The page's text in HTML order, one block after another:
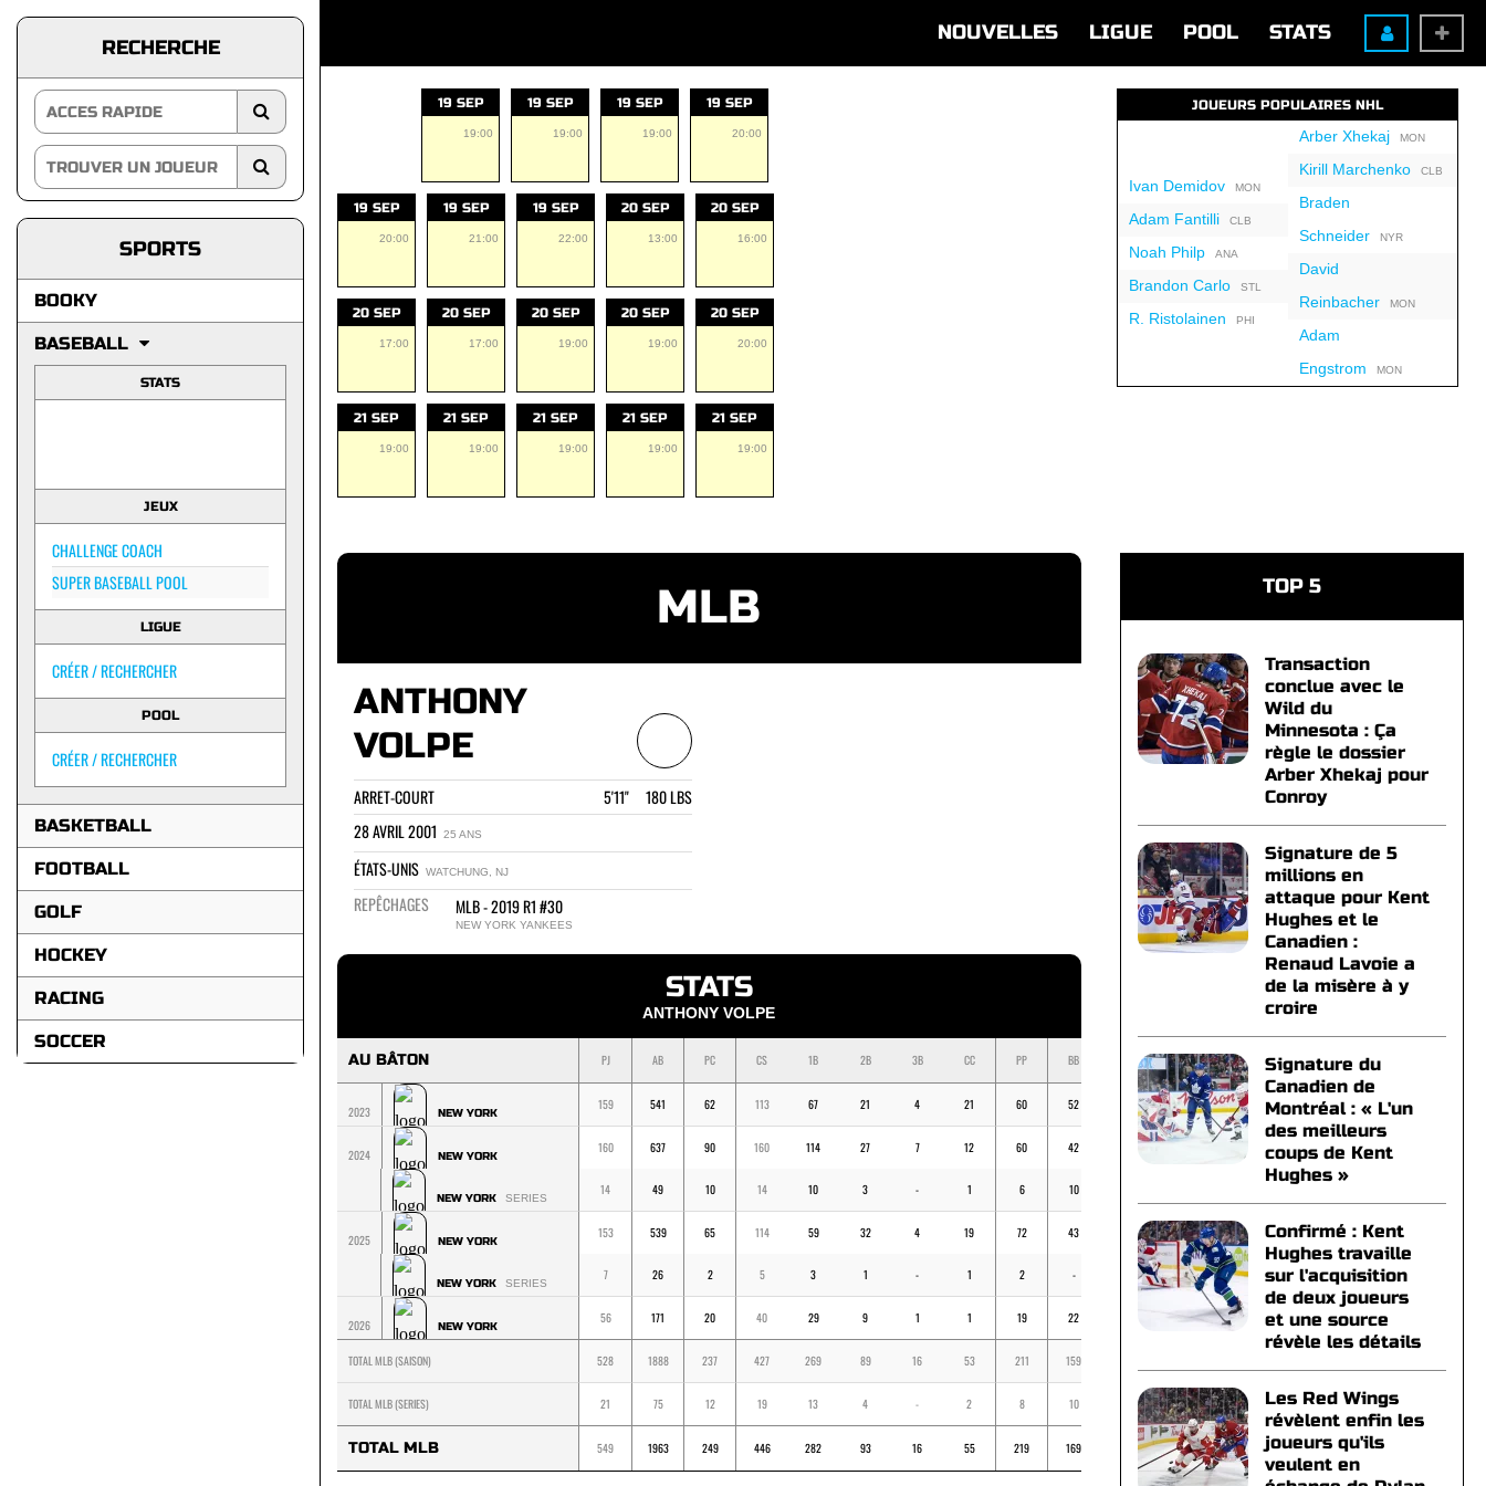
NOUVELLES LIGUE POOL STATS
RECHERCHE
SPORTS
BOOKY
BASEBALL
STATS
JEUX
CHALLENGE COACH
SUPER BASEBALL POOL
LIGUE
CRÉER / RECHERCHER
POOL
CRÉER / RECHERCHER
BASKETBALL
FOOTBALL
GOLF
HOCKEY
RACING
SOCCER
19 SEP
19:00
19 SEP
19:00
19 SEP
19:00
19 SEP
20:00
19 SEP
20:00
19 SEP
21:00
19 SEP
22:00
20 SEP
13:00
20 SEP
16:00
20 SEP
17:00
20 SEP
17:00
20 SEP
19:00
20 SEP
19:00
20 SEP
20:00
21 SEP
19:00
21 SEP
19:00
21 SEP
19:00
21 SEP
19:00
21 SEP
19:00
JOUEURS POPULAIRES NHL
Ivan DemidovMON
Adam FantilliCLB
Noah PhilpANA
Brandon CarloSTL
R. Ristolainen PHI
Arber XhekajMON
Kirill MarchenkoCLB
Braden
SchneiderNYR
David
ReinbacherMON
Adam
Engstrom MON
MLB
ANTHONY
VOLPE
ARRET-COURT
5'11" 180 LBS
28 AVRIL 2001
25 ANS
ÉTATS-UNIS WATCHUNG, NJ
REPÊCHAGES MLB - 2019 R1 #30
NEW YORK YANKEES
STATS
ANTHONY VOLPE
AU BÂTON PJ AB PC CS 1B 2B 3B CC PP BB BV MOY
2023 NEW YORK
159 541 62 113 67 21 4 21 60 52 24 .209
2024 NEW YORK
160 637 90 160 114 27 7 12 60 42 28 .251
NEW YORK SERIES
14 49 10 14 10 3 - 1 6 10
2025 NEW YORK
153 539 65 114 59 32 4 19 72 43 18 .212
NEW YORK SERIES
7 26 2 5 3 1 - 1 2 - - .192
2026 NEW YORK
56 171 20 40 29 9 1 1 19 22 7 .234
TOTAL MLB (SAISON) 528 1888 237 427 269 89 16 53 211 159
TOTAL MLB (SERIES) 21 75 12 19 13 4 - 2 8 10 5 .253
TOTAL MLB 549 1963 249 446 282 93 16 55 219 169 82 .227
TOP 5
Transaction
conclue avec le
Wild du
Minnesota : Ça
règle le dossier
Arber Xhekaj pour
Conroy
Signature de 5
millions en
attaque pour Kent
Hughes et le
Canadien :
Renaud Lavoie a
de la misère à y
croire
Signature du
Canadien de
Montréal : « L'un
des meilleurs
coups de Kent
Hughes »
Confirmé : Kent
Hughes travaille
sur l'acquisition
de deux joueurs
et une source
révèle les détails
Les Red Wings
révèlent enfin les
joueurs qu'ils
veulent en